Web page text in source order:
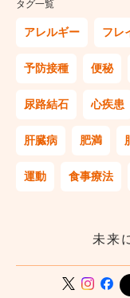
タグ一覧
アレルギー フレ
予防接種 便秘
尿路結石 心疾患
肝臓病 肥満
運動 食事療法
未来